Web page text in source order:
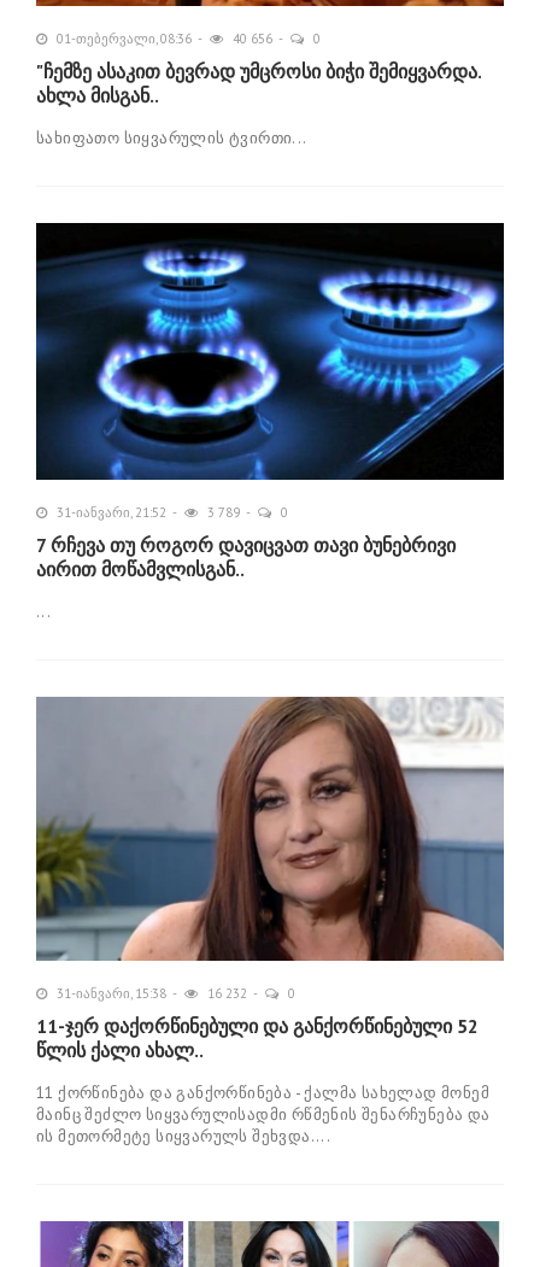
01-თებერვალი, 08:36 40 656 0
"ჩემზე ასაკით ბევრად უმცროსი ბიჭი შემიყვარდა.
ახლა მისგან..
სახიფათო სიყვარულის ტვირთი...
31-იანვარი, 21:52 3 789 0
7 რჩევა თუ როგორ დავიცვათ თავი ბუნებრივი
აირით მოწამვლისგან..
...
31-იანვარი, 15:38 16 232 0
11-ჯერ დაქორწინებული და განქორწინებული 52
წლის ქალი ახალ..
11 ქორწინება და განქორწინება - ქალმა სახელად მონემ
მაინც შეძლო სიყვარულისადმი რწმენის შენარჩუნება და
ის მეთორმეტე სიყვარულს შეხვდა....